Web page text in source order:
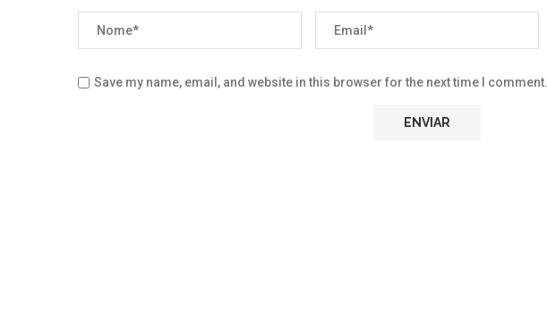
Save my name, email, and website in this browser for the next time I comment.